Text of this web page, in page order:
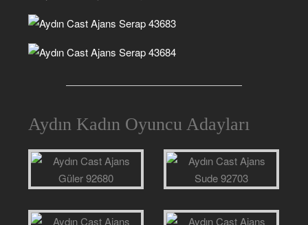
Aydın Kadın Oyuncu Adayları